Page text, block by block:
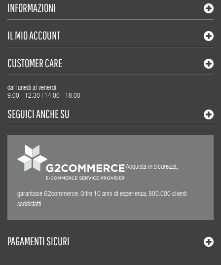
INFORMAZIONI
IL MIO ACCOUNT
CUSTOMER CARE
dal lunedì al venerdì
9.00 - 12.30 | 14.00 - 18.00
SEGUICI ANCHE SU
Acquista in sicurezza,
garantisce G2commerce. Oltre 10 anni di esperienza, 800.000 clienti
soddisfatti
PAGAMENTI SICURI